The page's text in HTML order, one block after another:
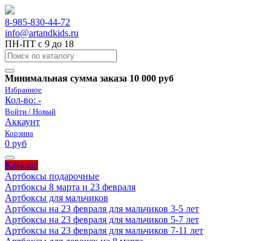
8-985-830-44-72
info@artandkids.ru
ПН-ПТ с 9 до 18
Минимальная сумма заказа 10 000 руб
Избранное
Кол-во: -
Войти / Новый
Аккаунт
Корзина
0 руб
Каталог
Артбоксы подарочные
Артбоксы 8 марта и 23 февраля
Артбоксы для мальчиков
Артбоксы на 23 февраля для мальчиков 3-5 лет
Артбоксы на 23 февраля для мальчиков 5-7 лет
Артбоксы на 23 февраля для мальчиков 7-11 лет